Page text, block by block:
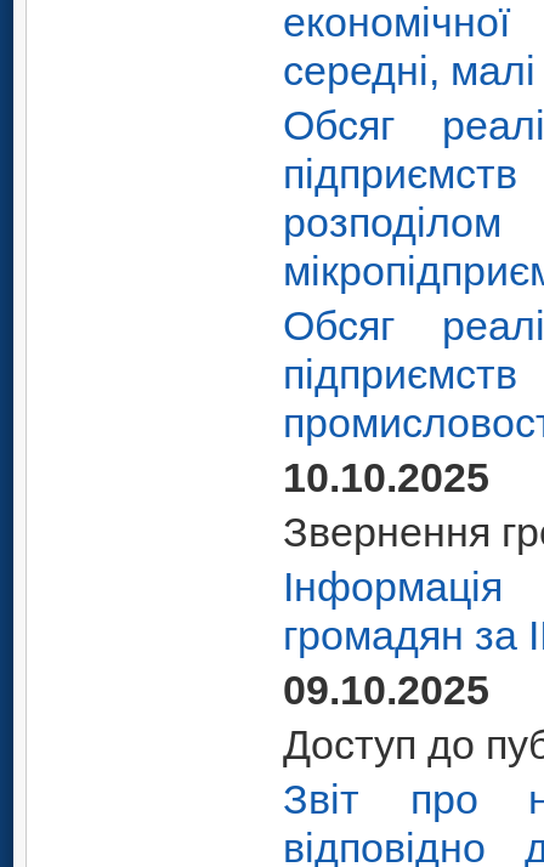
середні,
Обсяг
Обсяг
10.10.2025
Звернення
громадян за
09.10.2025
Доступ до
Звіт про